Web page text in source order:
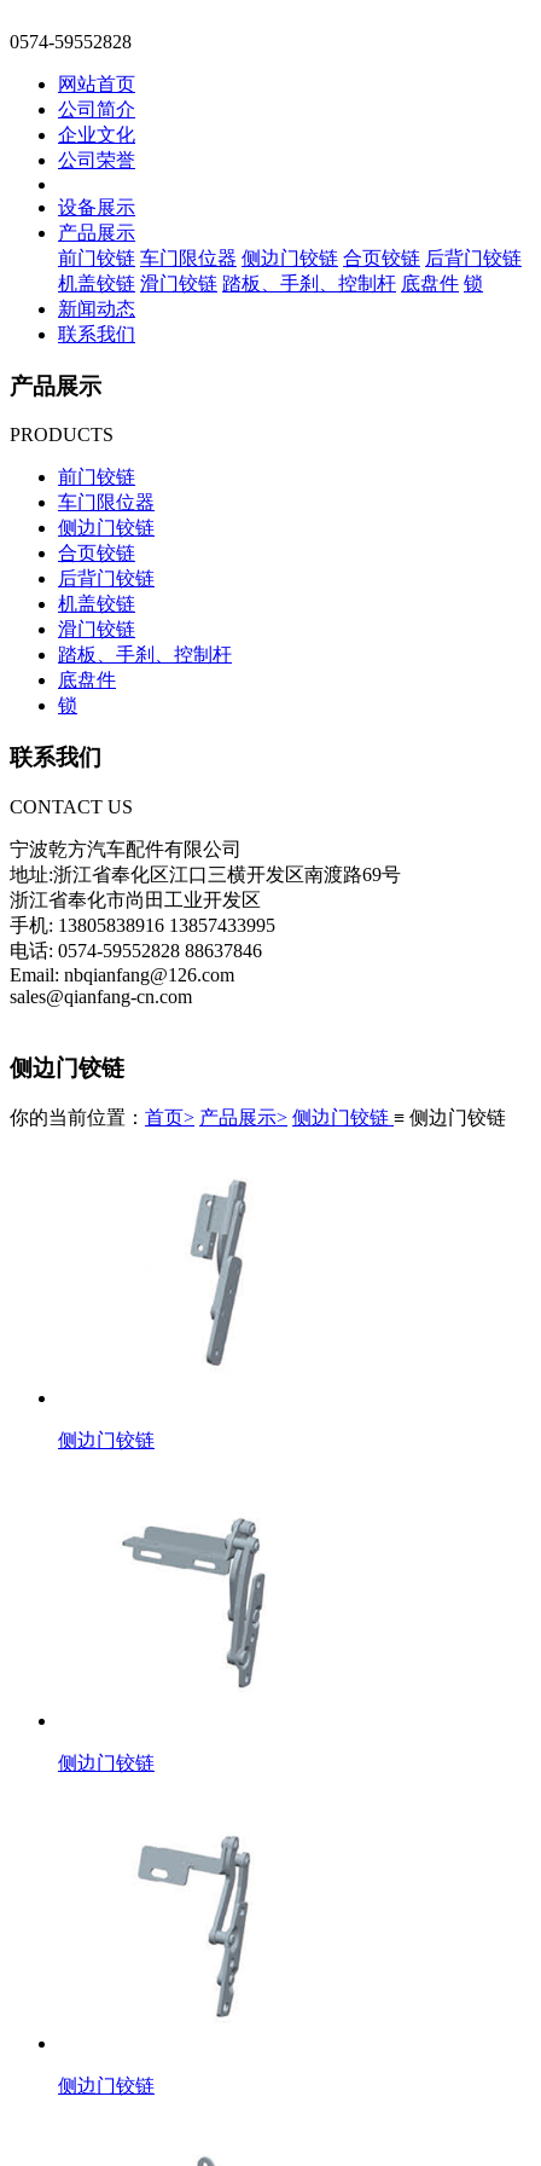
0574-59552828
网站首页
公司简介
企业文化
公司荣誉
设备展示
产品展示
前门铰链 车门限位器 侧边门铰链 合页铰链 后背门铰链
机盖铰链 滑门铰链 踏板、手刹、控制杆 底盘件 锁
新闻动态
联系我们
产品展示
PRODUCTS
前门铰链
车门限位器
侧边门铰链
合页铰链
后背门铰链
机盖铰链
滑门铰链
踏板、手刹、控制杆
底盘件
锁
联系我们
CONTACT US
宁波乾方汽车配件有限公司
地址:浙江省奉化区江口三横开发区南渡路69号
浙江省奉化市尚田工业开发区
手机: 13805838916 13857433995
电话: 0574-59552828 88637846
Email: nbqianfang@126.com
sales@qianfang-cn.com
侧边门铰链
你的当前位置： 首页> 产品展示> 侧边门铰链 ≡ 侧边门铰链
侧边门铰链
侧边门铰链
侧边门铰链